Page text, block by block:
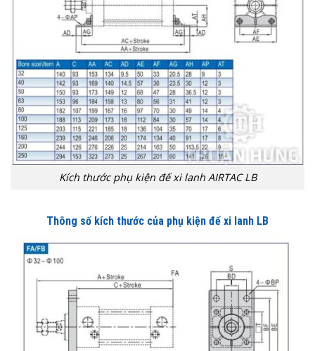
Kích thước phụ kiện đế xi lanh AIRTAC LB
Thông số kích thước của phụ kiện đế xi lanh LB